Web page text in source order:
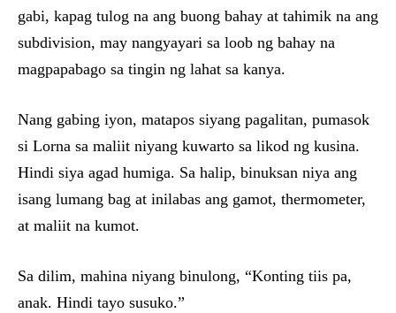
gabi, kapag tulog na ang buong bahay at tahimik na ang
subdivision, may nangyayari sa loob ng bahay na
magpapabago sa tingin ng lahat sa kanya.
Nang gabing iyon, matapos siyang pagalitan, pumasok
si Lorna sa maliit niyang kuwarto sa likod ng kusina.
Hindi siya agad humiga. Sa halip, binuksan niya ang
isang lumang bag at inilabas ang gamot, thermometer,
at maliit na kumot.
Sa dilim, mahina niyang binulong, “Konting tiis pa,
anak. Hindi tayo susuko.”